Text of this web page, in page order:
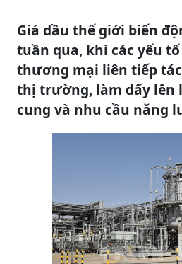
Giá dầu thế giới biến
tuần qua, khi các yếu
thương mại liên tiếp
thị trường, làm dấy lên
cung và nhu cầu năng